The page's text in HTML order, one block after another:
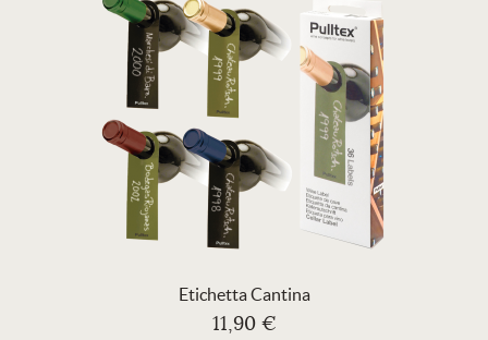
Etichetta Cantina
11,90 €